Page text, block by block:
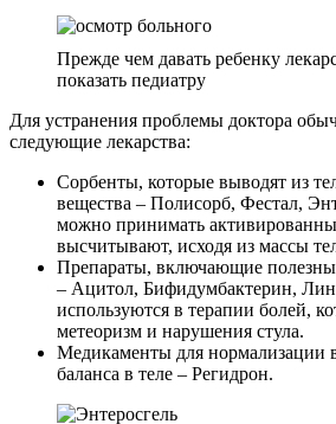
Прежде чем давать ребенку
показать педиатру
Для устранения проблемы доктора
следующие лекарства:
Сорбенты, которые выводят из
вещества – Полисорб, Фестал,
можно принимать
высчитывают, исходя из массы
Препараты, включающие
– Ацитол, Бифидумбактерин,
используются в терапии болей,
метеоризм и нарушения стула.
Медикаменты для нормализации
баланса в теле – Регидрон.